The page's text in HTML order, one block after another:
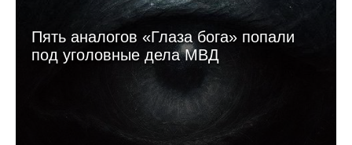
Пять аналогов «Глаза бога» попали
под уголовные дела МВД